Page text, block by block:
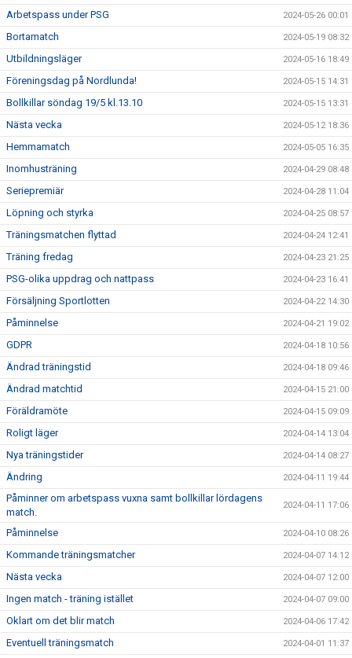
Arbetspass under PSG 2024-05-26 00:01
Bortamatch 2024-05-19 08:32
Utbildningsläger 2024-05-16 18:49
Föreningsdag på Nordlunda! 2024-05-15 14:31
Bollkillar söndag 19/5 kl.13.10 2024-05-15 13:31
Nästa vecka 2024-05-12 18:36
Hemmamatch 2024-05-05 16:35
Inomhusträning 2024-04-29 08:48
Seriepremiär 2024-04-28 11:04
Löpning och styrka 2024-04-25 08:57
Träningsmatchen flyttad 2024-04-24 12:41
Träning fredag 2024-04-23 21:25
PSG-olika uppdrag och nattpass 2024-04-23 16:41
Försäljning Sportlotten 2024-04-22 14:30
Påminnelse 2024-04-21 19:02
GDPR 2024-04-18 10:56
Ändrad träningstid 2024-04-18 09:46
Ändrad matchtid 2024-04-15 21:00
Föräldramöte 2024-04-15 09:09
Roligt läger 2024-04-14 13:04
Nya träningstider 2024-04-14 08:27
Ändring 2024-04-11 19:44
Påminner om arbetspass vuxna samt bollkillar lördagens
match.
2024-04-11 17:06
Påminnelse 2024-04-10 08:26
Kommande träningsmatcher 2024-04-07 14:12
Nästa vecka 2024-04-07 12:00
Ingen match - träning istället 2024-04-07 09:00
Oklart om det blir match 2024-04-06 17:42
Eventuell träningsmatch 2024-04-01 11:37